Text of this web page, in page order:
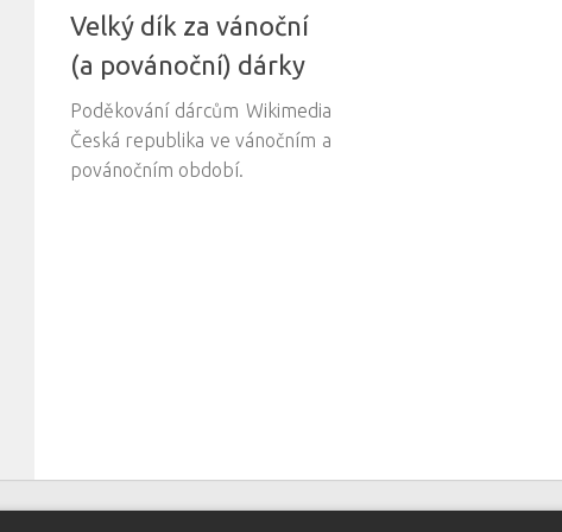
Velký dík za vánoční
(a povánoční) dárky
Poděkování dárcům Wikimedia
Česká republika ve vánočním a
povánočním období.